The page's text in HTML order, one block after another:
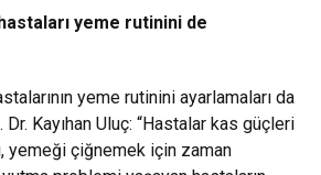
yeme rutinini de
yeme rutinini ayarlamaları da
Kayıhan Uluç: “Hastalar kas güçleri
yemeği çiğnemek için zaman